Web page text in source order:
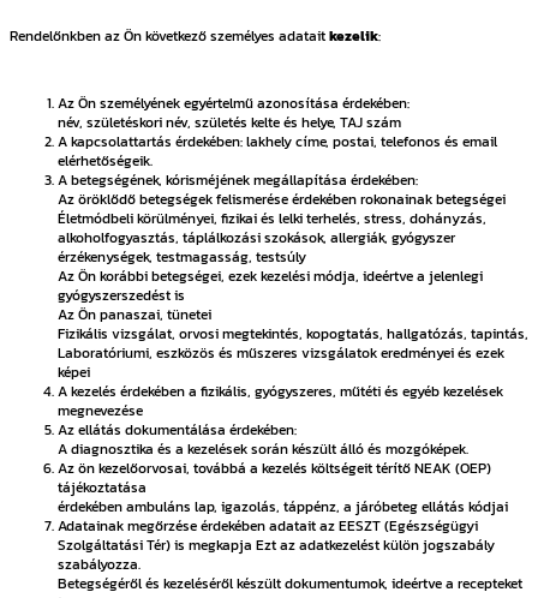
Rendelőnkben az Ön következő személyes adataitkezelik:
Az Ön személyének egyértelmű azonosítása érdekében:
név, születéskori név, születés kelte és helye, TAJ szám
A kapcsolattartás érdekében: lakhely címe, postai, telefonos és email
elérhetőségeik.
A betegségének, kórisméjének megállapítása érdekében:
Az öröklődő betegségek felismerése érdekében rokonainak betegségei
Életmódbeli körülményei, fizikai és lelki terhelés, stress, dohányzás,
alkoholfogyasztás, táplálkozási szokások, allergiák, gyógyszer
érzékenységek, testmagasság, testsúly
Az Ön korábbi betegségei, ezek kezelési módja, ideértve a jelenlegi
gyógyszerszedést is
Az Ön panaszai, tünetei
Fizikális vizsgálat, orvosi megtekintés, kopogtatás, hallgatózás, tapintás,
Laboratóriumi, eszközös és műszeres vizsgálatok eredményei és ezek
képei
A kezelés érdekében a fizikális, gyógyszeres, műtéti és egyéb kezelések
megnevezése
Az ellátás dokumentálása érdekében:
A diagnosztika és a kezelések során készült álló és mozgóképek.
Az ön kezelőorvosai, továbbá a kezelés költségeit térítő NEAK (OEP)
tájékoztatása
érdekében ambuláns lap, igazolás, táppénz, a járóbeteg ellátás kódjai
Adatainak megőrzése érdekében adatait az EESZT (Egészségügyi
Szolgáltatási Tér) is megkapja Ezt az adatkezelést külön jogszabály
szabályozza.
Betegségéről és kezeléséről készült dokumentumok, ideértve a recepteket